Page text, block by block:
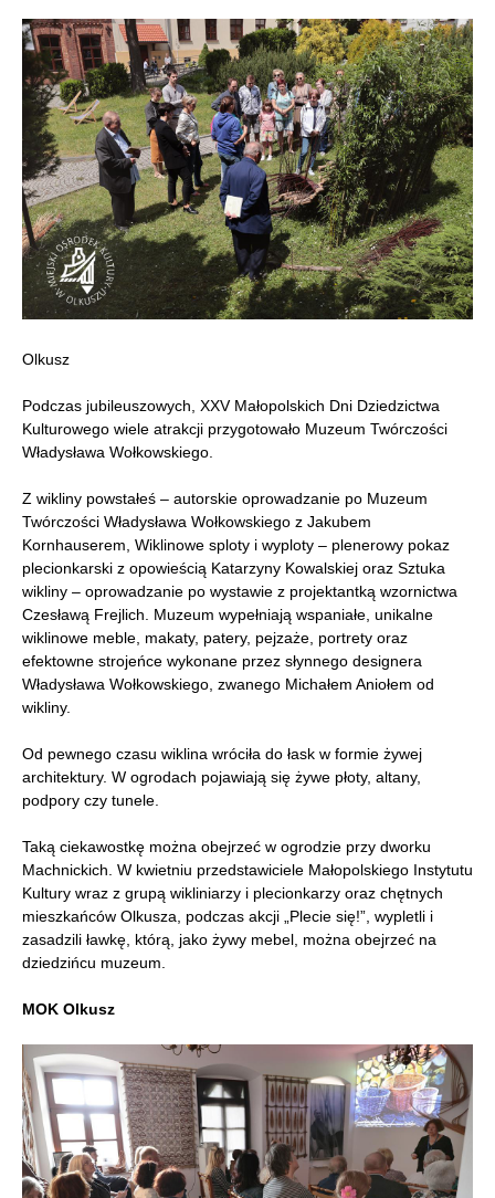
Olkusz
Podczas jubileuszowych, XXV Małopolskich Dni Dziedzictwa
Kulturowego wiele atrakcji przygotowało Muzeum Twórczości
Władysława Wołkowskiego.
Z wikliny powstałeś – autorskie oprowadzanie po Muzeum
Twórczości Władysława Wołkowskiego z Jakubem
Kornhauserem, Wiklinowe sploty i wyploty – plenerowy pokaz
plecionkarski z opowieścią Katarzyny Kowalskiej oraz Sztuka
wikliny – oprowadzanie po wystawie z projektantką wzornictwa
Czesławą Frejlich. Muzeum wypełniają wspaniałe, unikalne
wiklinowe meble, makaty, patery, pejzaże, portrety oraz
efektowne strojeńce wykonane przez słynnego designera
Władysława Wołkowskiego, zwanego Michałem Aniołem od
wikliny.
Od pewnego czasu wiklina wróciła do łask w formie żywej
architektury. W ogrodach pojawiają się żywe płoty, altany,
podpory czy tunele.
Taką ciekawostkę można obejrzeć w ogrodzie przy dworku
Machnickich. W kwietniu przedstawiciele Małopolskiego Instytutu
Kultury wraz z grupą wikliniarzy i plecionkarzy oraz chętnych
mieszkańców Olkusza, podczas akcji „Plecie się!”, wypletli i
zasadzili ławkę, którą, jako żywy mebel, można obejrzeć na
dziedzińcu muzeum.
MOK Olkusz